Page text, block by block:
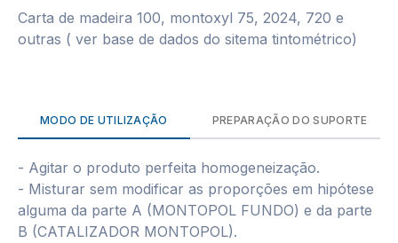
Carta de madeira 100, montoxyl 75, 2024, 720 e
outras ( ver base de dados do sitema tintométrico)
MODO DE UTILIZAÇÃO PREPARAÇÃO DO SUPORTE
- Agitar o produto perfeita homogeneização.
- Misturar sem modificar as proporções em hipótese
alguma da parte A (MONTOPOL FUNDO) e da parte
B (CATALIZADOR MONTOPOL).